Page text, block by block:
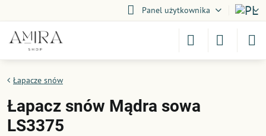
Panel użytkownika
Łapacze snów
Łapacz snów Mądra sowa
LS3375